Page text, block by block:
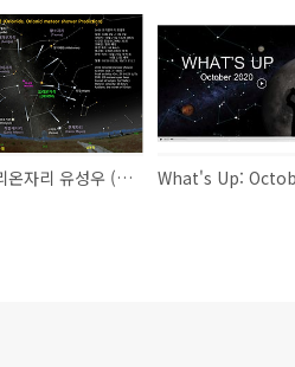
2020 오리온자리 유성우 (Orionids, ORI) 예측 2020 Orionid meteor shower (Orionids) Prediction